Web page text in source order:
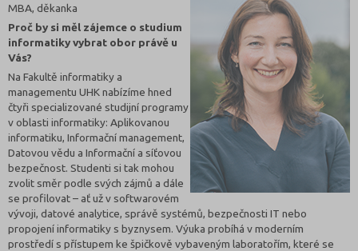
MBA, děkanka
Proč by si měl zájemce o studium
informatiky vybrat obor právě u
Vás?
Na Fakultě informatiky a
managementu UHK nabízíme hned
čtyři specializované studijní programy
v oblasti informatiky: Aplikovanou
informatiku, Informační management,
Datovou vědu a Informační a síťovou
bezpečnost. Studenti si tak mohou
zvolit směr podle svých zájmů a dále
se profilovat – ať už v softwarovém
vývoji, datové analytice, správě systémů, bezpečnosti IT nebo
propojení informatiky s byznysem. Výuka probíhá v moderním
prostředí s přístupem ke špičkově vybaveným laboratořím, které se